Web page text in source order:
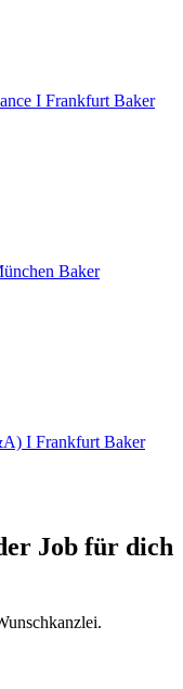
I Frankfurt Baker
Baker
I Frankfurt Baker
Job für dich